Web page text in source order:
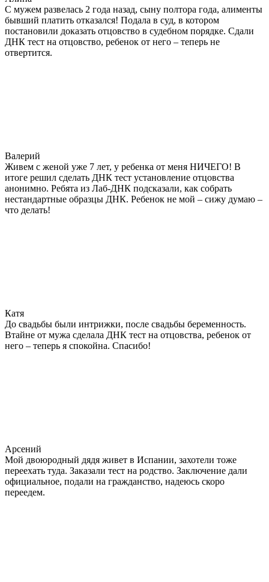
С мужем развелась 2 года назад, сыну полтора года, алименты
бывший платить отказался! Подала в суд, в котором
постановили доказать отцовство в судебном порядке. Сдали
ДНК тест на отцовство, ребенок от него – теперь не
отвертится.
Валерий
Живем с женой уже 7 лет, у ребенка от меня НИЧЕГО! В
итоге решил сделать ДНК тест установление отцовства
анонимно. Ребята из Лаб-ДНК подсказали, как собрать
нестандартные образцы ДНК. Ребенок не мой – сижу думаю –
что делать!
Катя
До свадьбы были интрижки, после свадьбы беременность.
Втайне от мужа сделала ДНК тест на отцовства, ребенок от
него – теперь я спокойна. Спасибо!
Арсений
Мой двоюродный дядя живет в Испании, захотели тоже
переехать туда. Заказали тест на родство. Заключение дали
официальное, подали на гражданство, надеюсь скоро
переедем.